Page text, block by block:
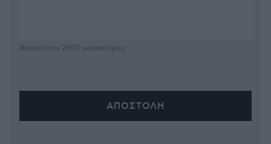
Απομένουν 2500 χαρακτήρες